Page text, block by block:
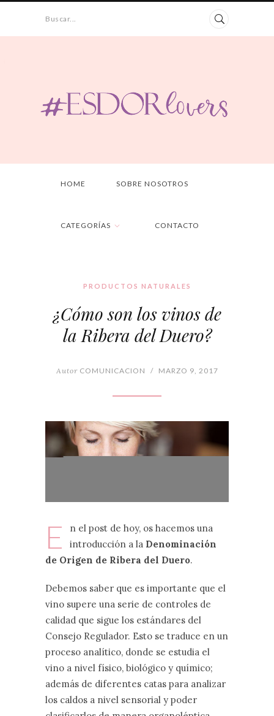
Buscar...
HOME SOBRE NOSOTROS
CATEGORÍAS CONTACTO
PRODUCTOS NATURALES
¿Cómo son los vinos de
la Ribera del Duero?
AutorCOMUNICACION / MARZO 9, 2017
E
n el post de hoy, os hacemos una
introducción a la Denominación
de Origen de Ribera del Duero.
Debemos saber que es importante que el
vino supere una serie de controles de
calidad que sigue los estándares del
Consejo Regulador. Esto se traduce en un
proceso analítico, donde se estudia el
vino a nivel físico, biológico y químico;
además de diferentes catas para analizar
los caldos a nivel sensorial y poder